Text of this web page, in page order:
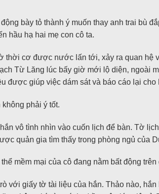
bày tỏ thành ý muốn thay anh trai bù
hầu hạ hai mẹ con cô ta.
thời cơ được nước lấn tới, xảy ra quan
Từ Lăng lúc bấy giờ mới lộ diện, ngoài
được giúp việc dám sát và báo cáo lại cho
phải ý tốt.
vô tình nhìn vào cuốn lịch để bàn. Tờ
quản gia tìm thấy trong phòng ngủ của
mềm mại của cô đang nằm bất động
với giấy tờ tài liệu của hắn. Thảo nào,